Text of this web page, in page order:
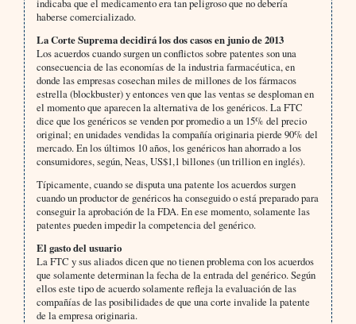
indicaba que el medicamento era tan peligroso que no debería
haberse comercializado.
La Corte Suprema decidirá los dos casos en junio de 2013
Los acuerdos cuando surgen un conflictos sobre patentes son una
consecuencia de las economías de la industria farmacéutica, en
donde las empresas cosechan miles de millones de los fármacos
estrella (blockbuster) y entonces ven que las ventas se desploman en
el momento que aparecen la alternativa de los genéricos. La FTC
dice que los genéricos se venden por promedio a un 15% del precio
original; en unidades vendidas la compañía originaria pierde 90% del
mercado. En los últimos 10 años, los genéricos han ahorrado a los
consumidores, según, Neas, US$1,1 billones (un trillion en inglés).
Típicamente, cuando se disputa una patente los acuerdos surgen
cuando un productor de genéricos ha conseguido o está preparado para
conseguir la aprobación de la FDA. En ese momento, solamente las
patentes pueden impedir la competencia del genérico.
El gasto del usuario
La FTC y sus aliados dicen que no tienen problema con los acuerdos
que solamente determinan la fecha de la entrada del genérico. Según
ellos este tipo de acuerdo solamente refleja la evaluación de las
compañías de las posibilidades de que una corte invalide la patente
de la empresa originaria.